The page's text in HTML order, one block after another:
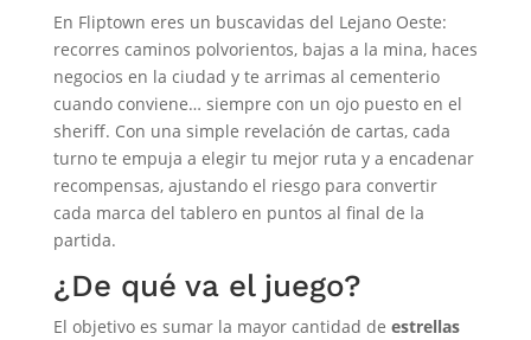
En Fliptown eres un buscavidas del Lejano Oeste:
recorres caminos polvorientos, bajas a la mina, haces
negocios en la ciudad y te arrimas al cementerio
cuando conviene… siempre con un ojo puesto en el
sheriff. Con una simple revelación de cartas, cada
turno te empuja a elegir tu mejor ruta y a encadenar
recompensas, ajustando el riesgo para convertir
cada marca del tablero en puntos al final de la
partida.
¿De qué va el juego?
El objetivo es sumar la mayor cantidad de estrellas